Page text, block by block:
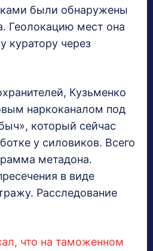
были обнаружены
Геолокацию мест она
куратору через
Кузьменко
наркоканалом под
который сейчас
у силовиков. Всего
метадона.
в виде
Расследование
что на таможенном